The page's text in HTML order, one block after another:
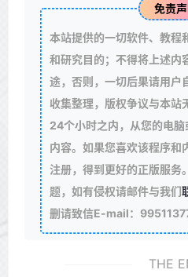
免责
本站提供的一切软件、教程
和研究目的；不得将上述内
途，否则，一切后果请用户
收集整理，版权争议与本站
24个小时之内，从您的电
内容。如果您喜欢该程序和
注册，得到更好的正版服务
题，如有侵权请邮件与我们
删请致信E-mail：
THE